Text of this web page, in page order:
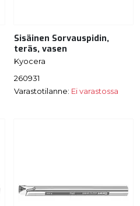
Sisäinen Sorvauspidin,
teräs, vasen
Kyocera
260931
Varastotilanne: Ei varastossa